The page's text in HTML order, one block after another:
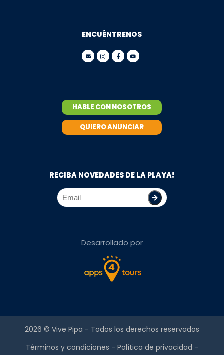
ENCUÉNTRENOS
HABLE CON NOSOTROS
QUIERO ANUNCIAR
RECIBA NOVEDADES DE LA PLAYA!
Desarrollado por
2026 © Vive Pipa - Todos los derechos reservados
Términos y condiciones - Política de privacidad -